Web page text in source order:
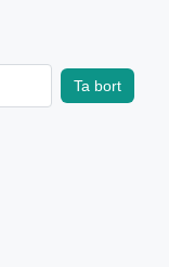
Ta bort